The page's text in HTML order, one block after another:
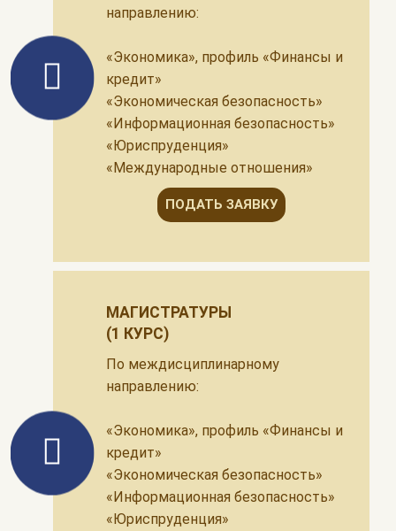
направлению:
«Экономика», профиль «Финансы и
кредит»
«Экономическая безопасность»
«Информационная безопасность»
«Юриспруденция»
«Международные отношения»
ПОДАТЬ ЗАЯВКУ
МАГИСТРАТУРЫ
(1 КУРС)
По междисциплинарному
направлению:
«Экономика», профиль «Финансы и
кредит»
«Экономическая безопасность»
«Информационная безопасность»
«Юриспруденция»